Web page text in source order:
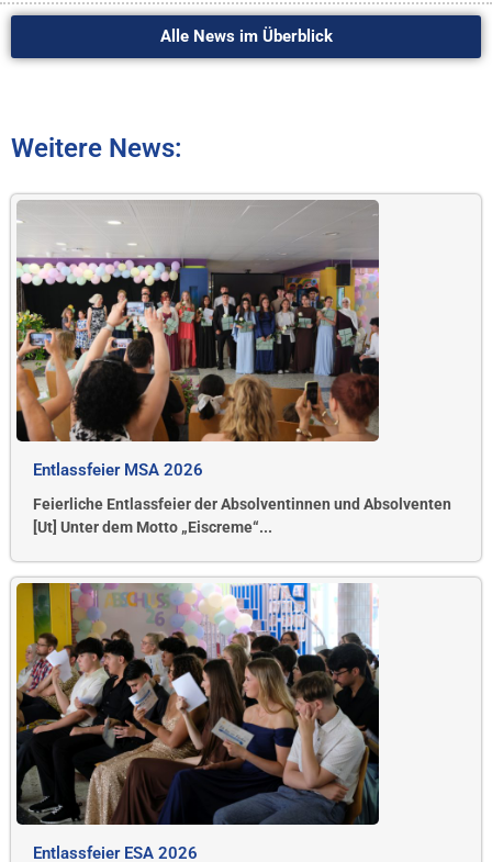
Alle News im Überblick
Weitere News:
Entlassfeier MSA 2026
Feierliche Entlassfeier der Absolventinnen und Absolventen
[Ut] Unter dem Motto „Eiscreme“...
Entlassfeier ESA 2026